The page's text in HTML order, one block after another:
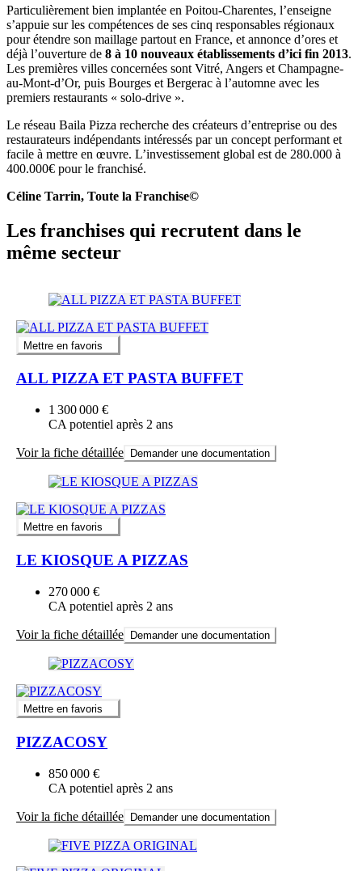
Particulièrement bien implantée en Poitou-Charentes, l’enseigne
s’appuie sur les compétences de ses cinq responsables régionaux
pour étendre son maillage partout en France, et annonce d’ores et
déjà l’ouverture de 8 à 10 nouveaux établissements d’ici fin 2013.
Les premières villes concernées sont Vitré, Angers et Champagne-
au-Mont-d’Or, puis Bourges et Bergerac à l’automne avec les
premiers restaurants « solo-drive ».
Le réseau Baila Pizza recherche des créateurs d’entreprise ou des
restaurateurs indépendants intéressés par un concept performant et
facile à mettre en œuvre. L’investissement global est de 280.000 à
400.000€ pour le franchisé.
Céline Tarrin, Toute la Franchise©
Les franchises qui recrutent dans le
même secteur
Mettre en favoris
ALL PIZZA ET PASTA BUFFET
1 300 000 €
CA potentiel après 2 ans
Voir la fiche détaillée Demander une documentation
Mettre en favoris
LE KIOSQUE A PIZZAS
270 000 €
CA potentiel après 2 ans
Voir la fiche détaillée Demander une documentation
Mettre en favoris
PIZZACOSY
850 000 €
CA potentiel après 2 ans
Voir la fiche détaillée Demander une documentation